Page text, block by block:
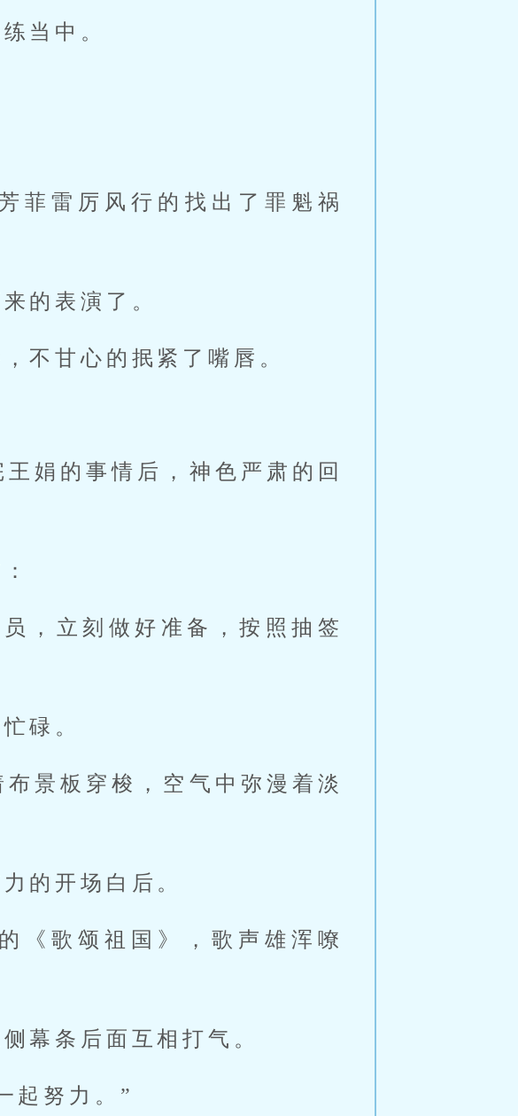
当中。
菲雷厉风行的找出了罪魁祸
的表演了。
不甘心的抿紧了嘴唇。
娟的事情后，神色严肃的回
，立刻做好准备，按照抽签
碌。
景板穿梭，空气中弥漫着淡
的开场白后。
《歌颂祖国》，歌声雄浑嘹
幕条后面互相打气。
起努力。”